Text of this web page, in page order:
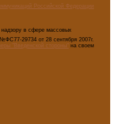
Российской Федерации
в сфере массовых
29734 от 28 сентября 2007г.
"Введенской стороны" на своем